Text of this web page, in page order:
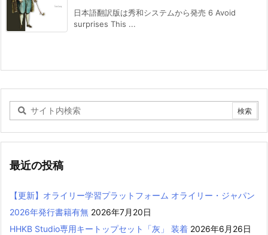
日本語翻訳版は秀和システムから発売 6 Avoid
surprises This ...
最近の投稿
【更新】オライリー学習プラットフォーム オライリー・ジャパン
2026年発行書籍有無 2026年7月20日
HHKB Studio専用キートップセット「灰」 装着 2026年6月26日